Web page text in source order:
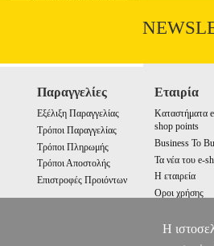
Παραγγελίες
Εξέλιξη Παραγγελίας
Τρόποι Παραγγελίας
Τρόποι Πληρωμής
Τρόποι Αποστολής
Επιστροφές Προιόντων
Εταιρία
Καταστήματα
shop points
Business To
Τα νέα του e-
Η εταιρεία
Οροι χρήσης
Η